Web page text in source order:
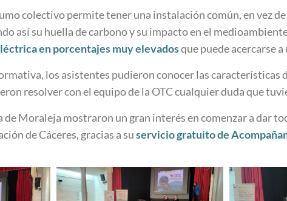
colectivo permite tener una instalación común, en vez
así su huella de carbono y su impacto en el
en porcentajes muy elevadosque puede acercarse a
los asistentes pudieron conocer las características
resolver con el equipo de la OTC cualquier duda que
de Moraleja mostraron un gran interés en comenzar a dar
de Cáceres, gracias a suservicio gratuito de